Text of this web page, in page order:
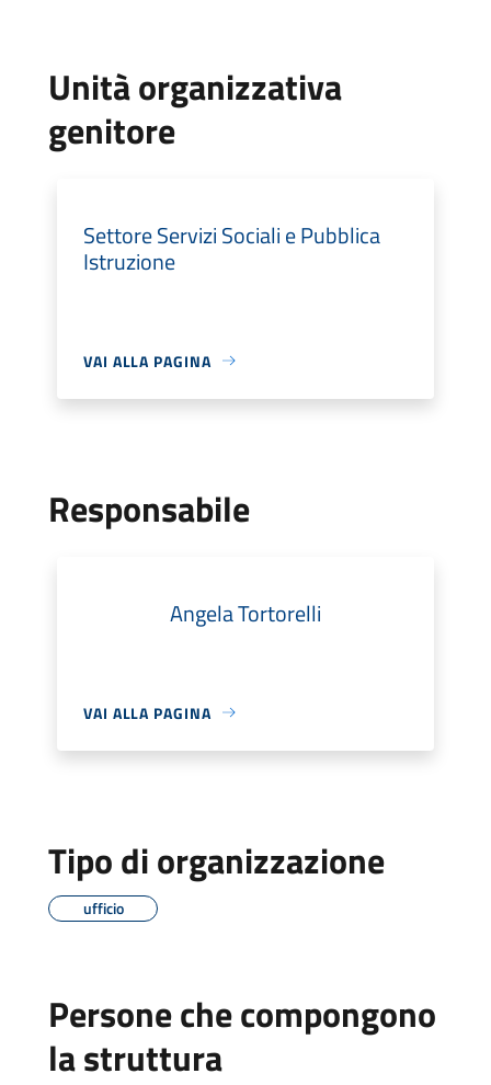
Unità organizzativa
genitore
Settore Servizi Sociali e Pubblica
Istruzione
VAI ALLA PAGINA
Responsabile
Angela Tortorelli
VAI ALLA PAGINA
Tipo di organizzazione
ufficio
Persone che compongono
la struttura